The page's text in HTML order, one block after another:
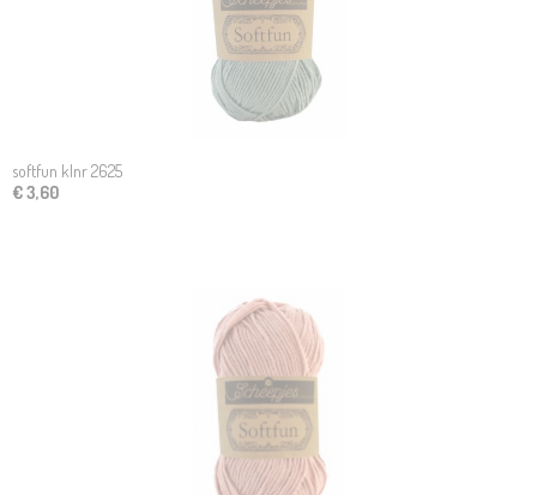
softfun klnr 2625
€ 3,60